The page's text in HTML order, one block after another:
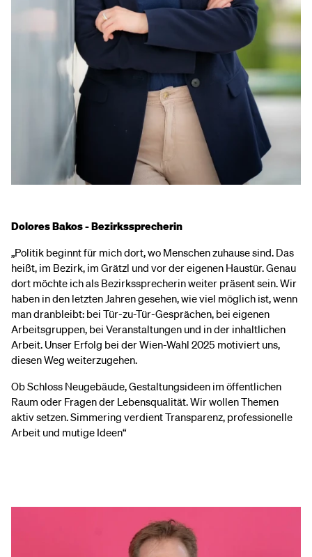
Dolores Bakos - Bezirkssprecherin
„Politik beginnt für mich dort, wo Menschen zuhause sind. Das
heißt, im Bezirk, im Grätzl und vor der eigenen Haustür. Genau
dort möchte ich als Bezirkssprecherin weiter präsent sein. Wir
haben in den letzten Jahren gesehen, wie viel möglich ist, wenn
man dranbleibt: bei Tür-zu-Tür-Gesprächen, bei eigenen
Arbeitsgruppen, bei Veranstaltungen und in der inhaltlichen
Arbeit. Unser Erfolg bei der Wien-Wahl 2025 motiviert uns,
diesen Weg weiterzugehen.
Ob Schloss Neugebäude, Gestaltungsideen im öffentlichen
Raum oder Fragen der Lebensqualität. Wir wollen Themen
aktiv setzen. Simmering verdient Transparenz, professionelle
Arbeit und mutige Ideen“